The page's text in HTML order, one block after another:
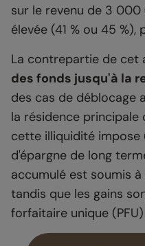
sur le revenu de 3
élevée (41 % ou 45
La contrepartie de cet
des fonds jusqu'à la
des cas de déblocage
la résidence principale
cette illiquidité impose
d'épargne de long
accumulé est soumis
tandis que les gains
forfaitaire unique